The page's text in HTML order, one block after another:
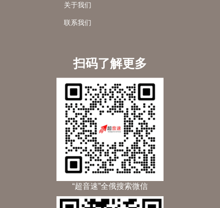
关于我们
联系我们
扫码了解更多
“超音速”全俄搜索微信